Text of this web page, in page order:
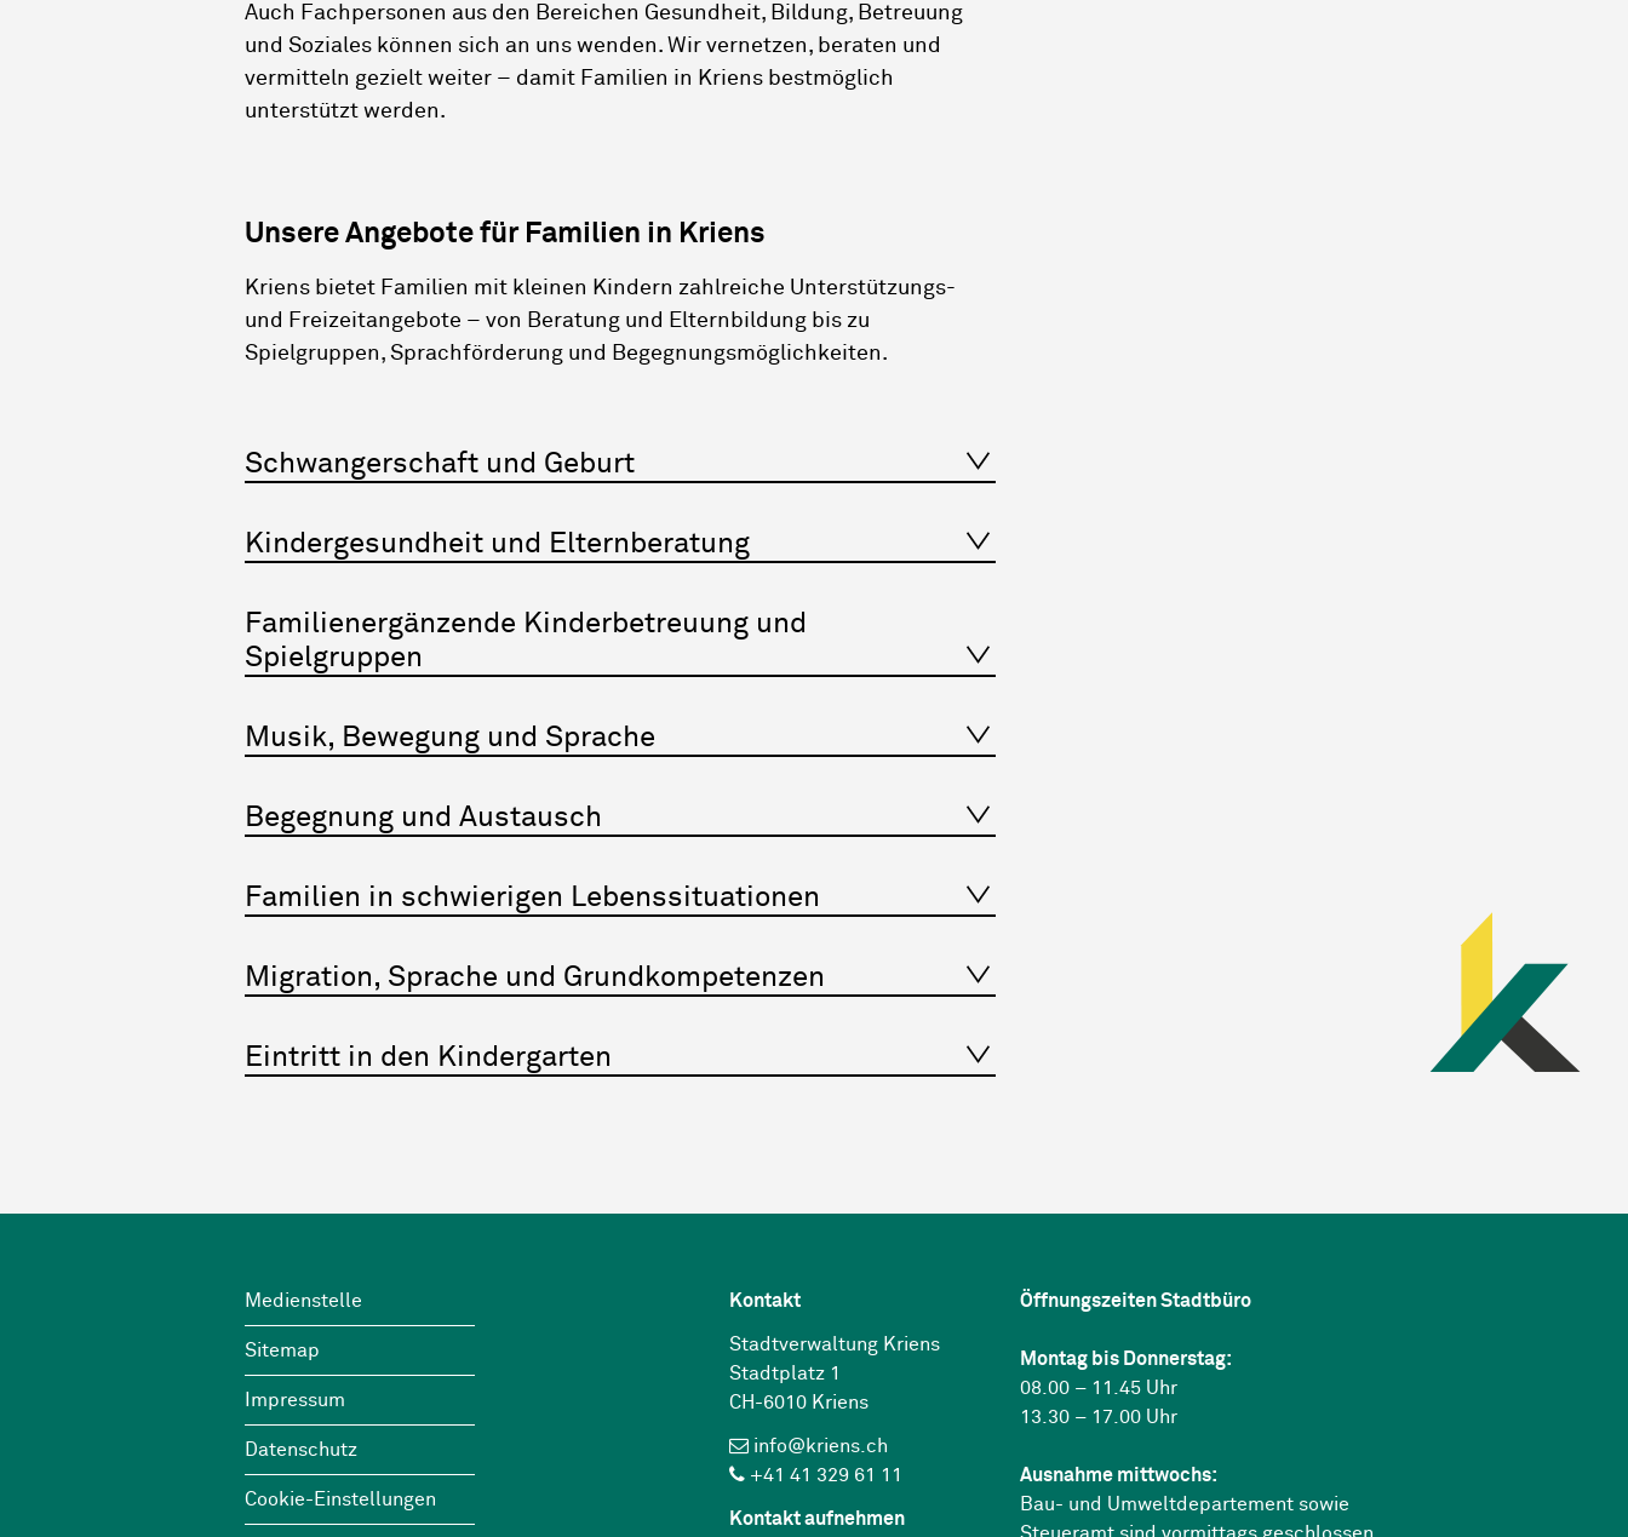
Auch Fachpersonen aus den Bereichen Gesundheit, Bildung, Betreuung
und Soziales können sich an uns wenden. Wir vernetzen, beraten und
vermitteln gezielt weiter – damit Familien in Kriens bestmöglich
unterstützt werden.
Unsere Angebote für Familien in Kriens
Kriens bietet Familien mit kleinen Kindern zahlreiche Unterstützungs-
und Freizeitangebote – von Beratung und Elternbildung bis zu
Spielgruppen, Sprachförderung und Begegnungsmöglichkeiten.
Schwangerschaft und Geburt
Kindergesundheit und Elternberatung
Familienergänzende Kinderbetreuung und
Spielgruppen
Musik, Bewegung und Sprache
Begegnung und Austausch
Familien in schwierigen Lebenssituationen
Migration, Sprache und Grundkompetenzen
Eintritt in den Kindergarten
Wichtige Links
Medienstelle
Sitemap
Impressum
Datenschutz
Cookie-Einstellungen
Kontakt
Stadtverwaltung Kriens
Stadtplatz 1
CH-6010 Kriens
info@kriens.ch
+41 41 329 61 11
Kontakt aufnehmen
Öffnungszeiten Stadtbüro
Montag bis Donnerstag:
08.00 – 11.45 Uhr
13.30 – 17.00 Uhr
Ausnahme mittwochs:
Bau- und Umweltdepartement sowie
Steueramt sind vormittags geschlossen.